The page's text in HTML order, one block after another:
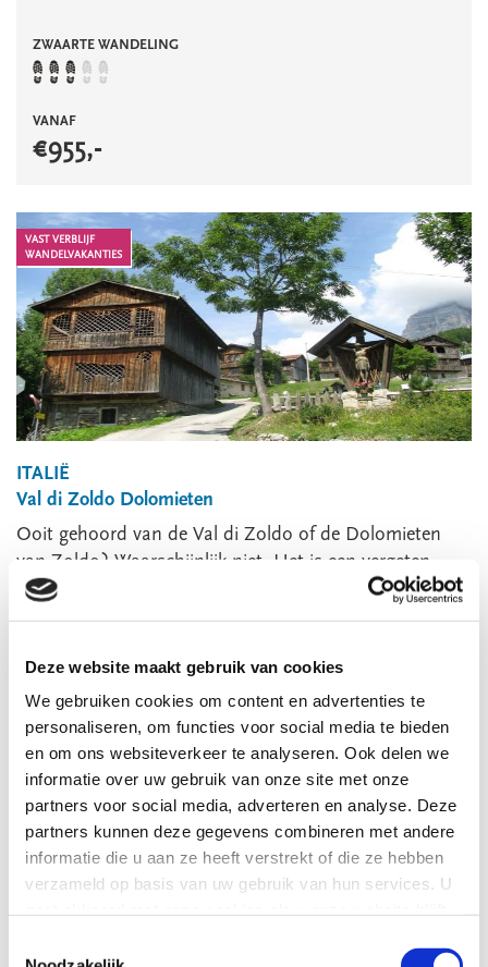
Deze website maakt gebruik van cookies
We gebruiken cookies om content en advertenties te
personaliseren, om functies voor social media te bieden
en om ons websiteverkeer te analyseren. Ook delen we
informatie over uw gebruik van onze site met onze
partners voor social media, adverteren en analyse. Deze
partners kunnen deze gegevens combineren met andere
informatie die u aan ze heeft verstrekt of die ze hebben
verzameld op basis van uw gebruik van hun services. U
ZWAARTE WANDELING
VANAF
€955,-
VAST VERBLIJF
WANDELVAKANTIES
ITALIË
Val di Zoldo Dolomieten
Ooit gehoord van de Val di Zoldo of de Dolomieten
van Zoldo? Waarschijnlijk niet. Het is een vergeten
vallei ten zuiden van de beroemde bergmassieven bij
Cortina d'Ampezzo. Tijdens deze wandelroutes in de
Lees meer
ZWAARTE WANDELING
VANAF
€689,-